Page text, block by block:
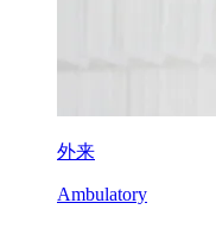
外来
Ambulatory